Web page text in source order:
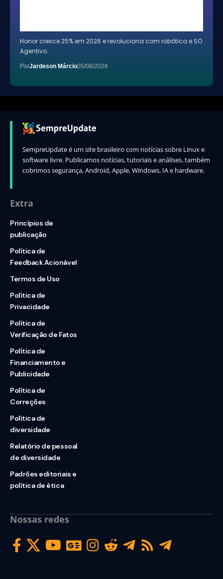
Honor cresce 25% em 2026 e revoluciona com robótica e SO
Agentivo.
PorJardeson Márcio05/08/2026
SempreUpdate é um site brasileiro com notícias sobre Linux e
software livre. Publicamos notícias, tutoriais e análises, também
cobrimos segurança, Android, Apple, Windows, IA e hardware.
Extra
Princípios de
publicação
Política de
Feedback Acionável
Termos de Uso
Política de
Privacidade
Política de
Verificação de Fatos
Política de
Financiamento e
Publicidade
Política de
Correções
Política de
diversidade
Relatório de pessoal
de diversidade
Padrões editoriais e
política de ética
Nossas redes